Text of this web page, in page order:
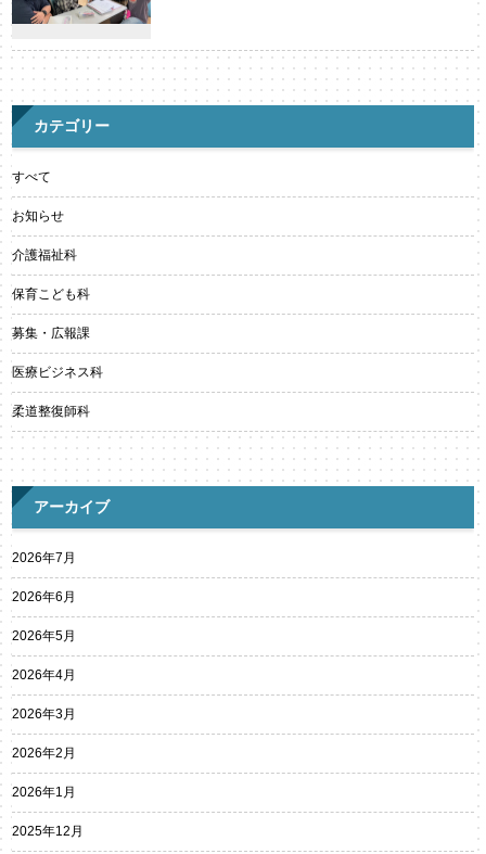
カテゴリー
すべて
お知らせ
介護福祉科
保育こども科
募集・広報課
医療ビジネス科
柔道整復師科
アーカイブ
2026年7月
2026年6月
2026年5月
2026年4月
2026年3月
2026年2月
2026年1月
2025年12月